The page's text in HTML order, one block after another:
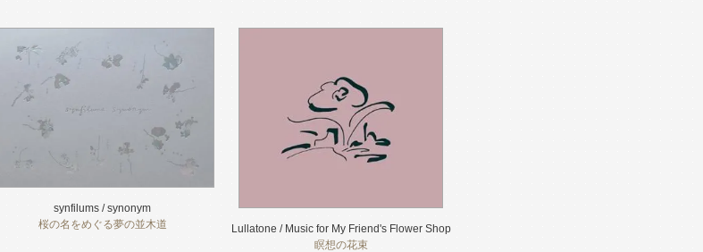
synfilums / synonym
桜の名をめぐる夢の並木道
Lullatone / Music for My Friend's Flower Shop
瞑想の花束